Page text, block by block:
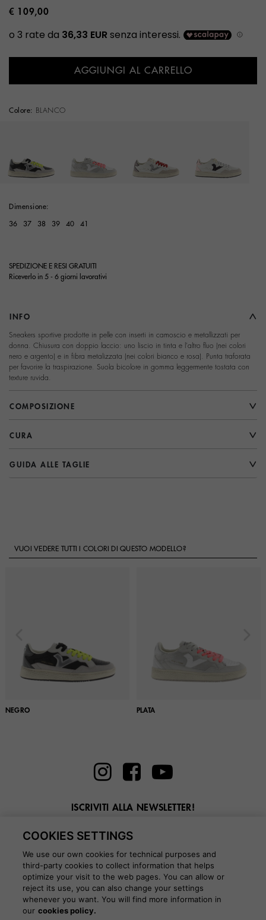
€ 109,00
AGGIUNGI AL CARRELLO
Colore: BLANCO
Dimensione:
36 37 38 39 40 41
SPEDIZIONE E RESI GRATUITI
Riceverlo in 5 - 6 giorni lavorativi
INFO
Sneakers sportive prodotte in pelle con inserti in camoscio e metallizzati per
donna. Chiusura con doppio laccio: uno liscio in tinta e l'altro fluo (nei colori
nero e argento) e in fibra metalizzata (nei colori bianco e rosa). Punta traforata
per favorire la traspirazione. Suola bicolore in gomma leggermente tostata con
texture ruvida.
COMPOSIZIONE
CURA
GUIDA ALLE TAGLIE
VUOI VEDERE TUTTI I COLORI DI QUESTO MODELLO?
NEGRO PLATA
ISCRIVITI ALLA NEWSLETTER!
BLOG
COOKIES SETTINGS
We use our own cookies for technical purposes and
third-party cookies to collect information that helps
optimize your visit to the web pages. You can allow or
reject its use, you can also change your settings
whenever you want. You will find more information in
our cookies policy.